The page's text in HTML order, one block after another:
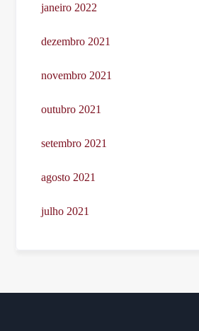
janeiro 2022
dezembro 2021
novembro 2021
outubro 2021
setembro 2021
agosto 2021
julho 2021